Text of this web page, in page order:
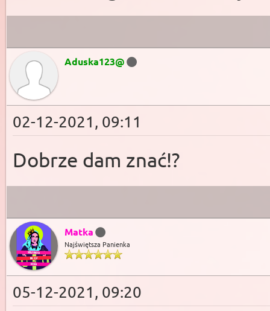
Aduska123@
02-12-2021, 09:11
Dobrze dam znać!?
Matka
Najświętsza Panienka
05-12-2021, 09:20